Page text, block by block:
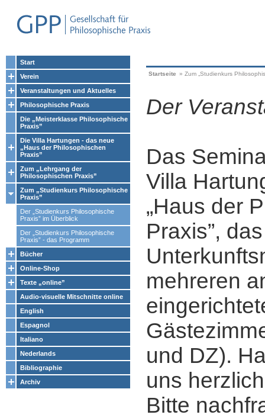
Start
Verein
Veranstaltungen und Aktuelles
Philosophische Praxis
Die „Meisterklasse Philosophische
Praxis”
Die Villa Hartungen - das neue
„Haus der Philosophischen
Praxis”
Zum „Lehrgang der
Philosophischen Praxis”
Zum „Studienkurs Philosophische
Praxis”
Der „Studienkurs Philosophische
Praxis” im Überblick
Der „Studienkurs Philosophische
Praxis” - das Programm
Bücher
Online-Shop
Texte „online”
Audio-visuelle Mitschnitte online
English
Espagnol
Italiano
Nederlands
Bibliographie
Archiv
Startseite » Zum „Studienkurs
Der
Das
Villa
„Haus der
Praxis”,
mehreren
und DZ).
uns
Bitte